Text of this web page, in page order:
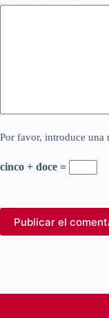
Por favor, introduce una
cinco + doce =
Publicar el